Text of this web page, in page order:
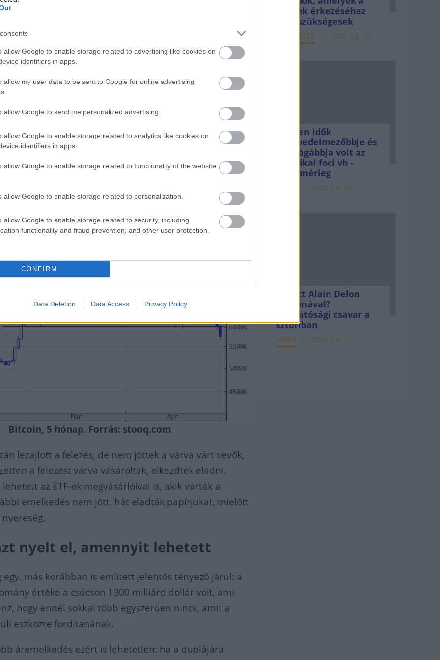
allow Google to enable storage related to advertising like cookies on
identifiers in apps.
allow my user data to be sent to Google for online advertising
allow Google to send me personalized advertising.
allow Google to enable storage related to analytics like cookies on
identifiers in apps.
allow Google to enable storage related to functionality of the website
allow Google to enable storage related to personalization.
allow Google to enable storage related to security, including
functionality and fraud prevention, and other user protection.
CONFIRM
Data Deletion Data Access Privacy Policy
aki utána venne, így nem lesz
magasabb áron a spekulatívan
bitcoinnál is jól mutatkozott: márciusban csúcsra ért az
ezer dollárt elérve a korábbi 69 ezerrel szemben.
válságállóság mítosza
egy sáv, pontosabban inkább egy szűkülő alakzat,
is látszik. Ennek alja 60 ezer dollár volt,
Az Izrael elleni iráni rakétatámadáskor volt egy
Bitcoin, 5 hónap. Forrás: stooq.com
lezajlott a felezés, de nem jöttek a várva várt vevők,
a felezést várva vásároltak, elkezdtek eladni.
az ETF-ek megvásárlóival is, akik várták a
emelkedés nem jött, hát eladták papírjukat, mielőtt
nyelt el, amennyit lehetett
egy, más korábban is említett jelentős tényező járul: a
értéke a csúcson 1300 milliárd dollár volt, ami
hogy ennél sokkal több egyszerűen nincs, amit a
eszközre fordítanának.
áremelkedés ezért is lehetetlen: ha a duplájára
pénzek érkezéséhez
még szükségesek
ELEMZÉSEK 2026. júl. 20.
Minden idők
legjövedelmezőbbje és
legdrágábbja volt az
amerikai foci vb -
gyorsmérleg
2026. júl. 20.
Mi lett Alain Delon
vagyonával?
Adóhatósági csavar a
sztoriban
HÍREK 2026. júl. 19.